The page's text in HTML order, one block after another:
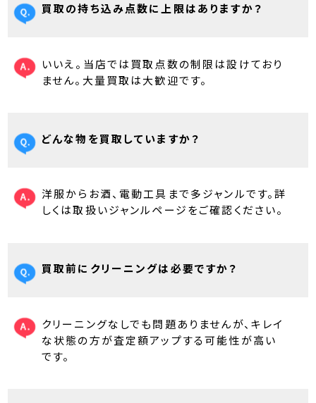
買取の持ち込み点数に上限はありますか？
いいえ。当店では買取点数の制限は設けており
ません。大量買取は大歓迎です。
どんな物を買取していますか？
洋服からお酒、電動工具まで多ジャンルです。詳
しくは取扱いジャンルページをご確認ください。
買取前にクリーニングは必要ですか？
クリーニングなしでも問題ありませんが、キレイ
な状態の方が査定額アップする可能性が高い
です。